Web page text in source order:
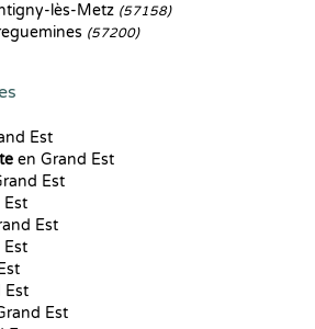
lès-Metz (57158)
(57200)
Est
en Grand Est
Est
Est
Est
Est
Est
Est